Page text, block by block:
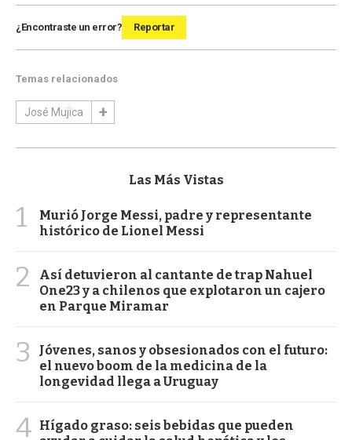
¿Encontraste un error? Reportar
Temas relacionados
José Mujica
Las Más Vistas
1
Murió Jorge Messi, padre y representante
histórico de Lionel Messi
2
Así detuvieron al cantante de trap Nahuel
One23 y a chilenos que explotaron un cajero
en Parque Miramar
3
Jóvenes, sanos y obsesionados con el futuro:
el nuevo boom de la medicina de la
longevidad llega a Uruguay
4 Hígado graso: seis bebidas que pueden